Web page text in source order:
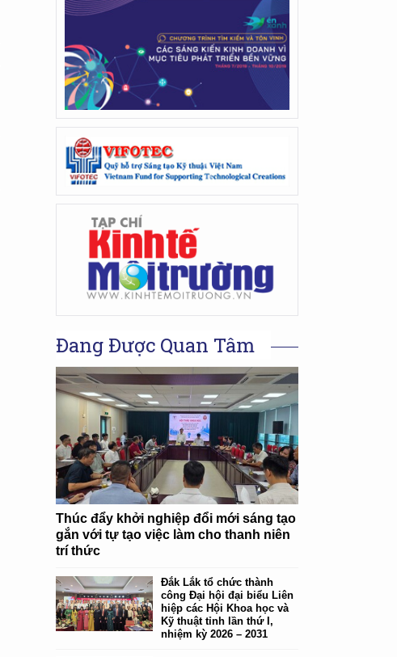
Đang Được Quan Tâm
Thúc đẩy khởi nghiệp đổi mới sáng tạo
gắn với tự tạo việc làm cho thanh niên
trí thức
Đắk Lắk tổ chức thành
công Đại hội đại biểu Liên
hiệp các Hội Khoa học và
Kỹ thuật tỉnh lần thứ I,
nhiệm kỳ 2026 – 2031